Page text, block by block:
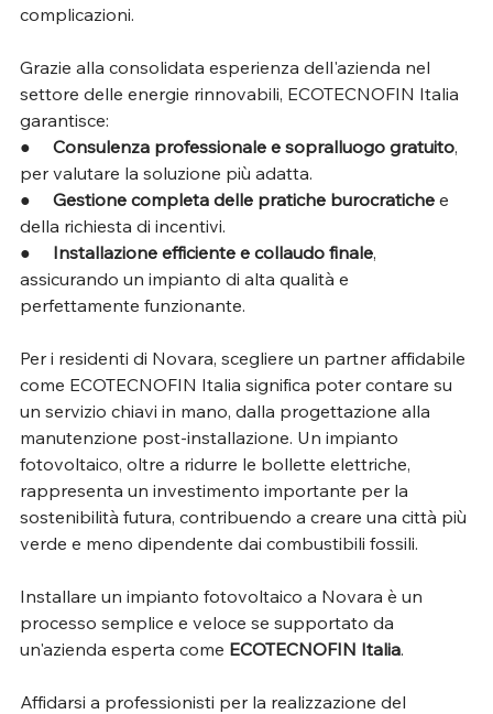
complicazioni.
Grazie alla consolidata esperienza dell'azienda nel
settore delle energie rinnovabili, ECOTECNOFIN Italia
garantisce:
● Consulenza professionale e sopralluogo gratuito,
per valutare la soluzione più adatta.
● Gestione completa delle pratiche burocratiche e
della richiesta di incentivi.
● Installazione efficiente e collaudo finale,
assicurando un impianto di alta qualità e
perfettamente funzionante.
Per i residenti di Novara, scegliere un partner affidabile
come ECOTECNOFIN Italia significa poter contare su
un servizio chiavi in mano, dalla progettazione alla
manutenzione post-installazione. Un impianto
fotovoltaico, oltre a ridurre le bollette elettriche,
rappresenta un investimento importante per la
sostenibilità futura, contribuendo a creare una città più
verde e meno dipendente dai combustibili fossili.
Installare un impianto fotovoltaico a Novara è un
processo semplice e veloce se supportato da
un'azienda esperta come ECOTECNOFIN Italia.
Affidarsi a professionisti per la realizzazione del